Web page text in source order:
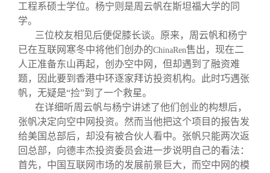
工程系硕士学位。杨宁则是周云帆在斯坦福大学的同
学。
三位校友相见后便促膝长谈。原来，周云帆和杨宁
已在互联网寒冬中将他们创办的ChinaRen售出，现在二
人正准备东山再起，创办空中网，但却遇到了融资难
题，因此要到香港中环逐家拜访投资机构。此时巧遇张
帆，无疑是“捡”到了一个救星。
在详细听周云帆与杨宁讲述了他们创业的构想后，
张帆决定向空中网投资。然而当他把这个项目的报告发
给美国总部后，却没有被合伙人看中。张帆只能两次返
回总部，向德丰杰投资委员会进一步说明自己的看法：
首先，中国互联网市场的发展前景巨大，而空中网的模